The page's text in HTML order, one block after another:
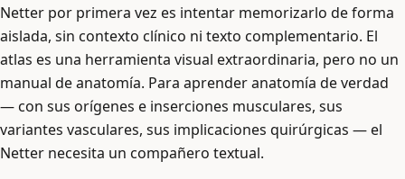
Netter por primera vez es intentar memorizarlo de forma
aislada, sin contexto clínico ni texto complementario. El
atlas es una herramienta visual extraordinaria, pero no un
manual de anatomía. Para aprender anatomía de verdad
— con sus orígenes e inserciones musculares, sus
variantes vasculares, sus implicaciones quirúrgicas — el
Netter necesita un compañero textual.